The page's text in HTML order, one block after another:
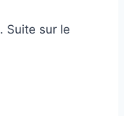
. Suite sur le